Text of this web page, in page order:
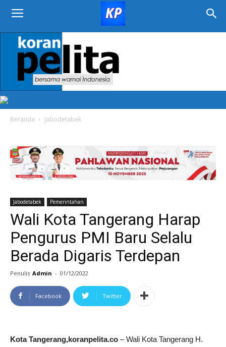
KORAN
PELITA
Beranda Jabodetabek
Jabodetabek Pemerintahan
Wali Kota Tangerang Harap
Pengurus PMI Baru Selalu
Berada Digaris Terdepan
Penulis Admin - 01/12/2022
Facebook Twitter
Kota Tangerang,koranpelita.co – Wali Kota Tangerang H.